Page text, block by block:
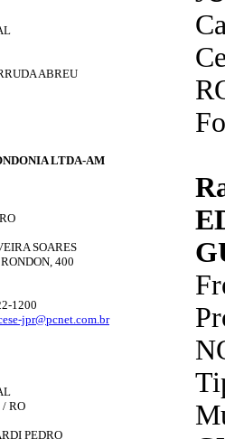
ABREU
LTDA-AM
SOARES
400
1200
jpr@pcnet.com.br
RO
PEDRO